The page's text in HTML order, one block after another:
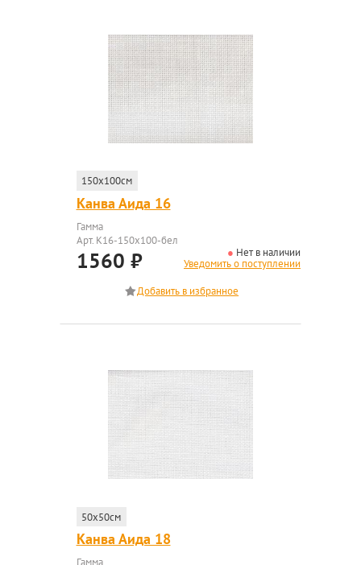
150x100см
Канва Аида 16
Гамма
Арт. K16-150x100-бел
1560 ₽
Нет в наличии
Уведомить о поступлении
50x50см
Канва Аида 18
Гамма